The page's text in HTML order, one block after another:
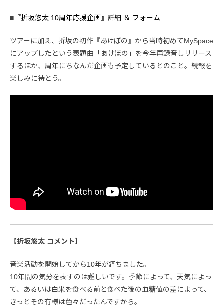
■ 『折坂悠太 10周年応援企画』詳細 ＆ フォーム
ツアーに加え、折坂の初作『あけぼの』から当時初めてMySpace
にアップしたという表題曲「あけぼの」を今年再録音しリリース
するほか、周年にちなんだ企画も予定しているとのこと。続報を
楽しみに待とう。
【折坂悠太 コメント】
音楽活動を開始してから10年が経ちました。
10年間の気分を表すのは難しいです。季節によって、天気によっ
て、あるいは白米を食べる前と食べた後の血糖値の差によって、
きっとその有様は色々だったんですから。